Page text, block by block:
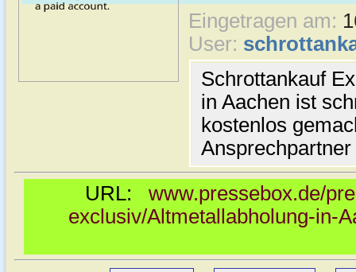
Eingetragen am:
User:
Schrottankauf
in Aachen ist
kostenlos
URL: www.pressebox.de/
exclusiv/Altmetallabholung-in-